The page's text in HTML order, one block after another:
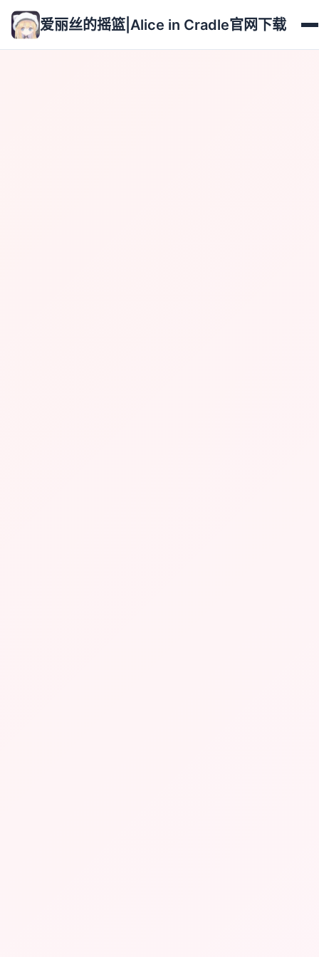
爱丽丝的摇篮|Alice in Cradle官网下载